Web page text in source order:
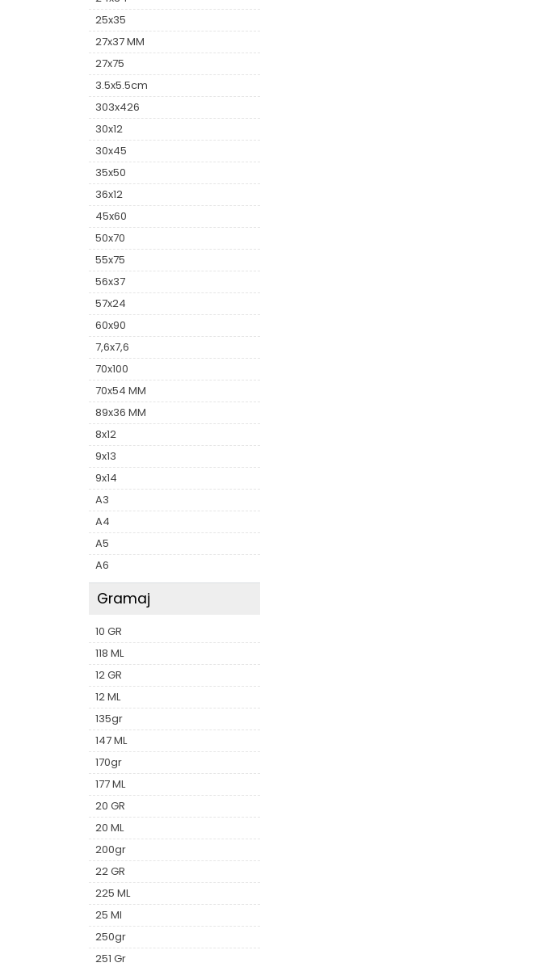
25x35
27x37 MM
27x75
3.5x5.5cm
303x426
30x12
30x45
35x50
36x12
45x60
50x70
55x75
56x37
57x24
60x90
7,6x7,6
70x100
70x54 MM
89x36 MM
8x12
9x13
9x14
A3
A4
A5
A6
Gramaj
10 GR
118 ML
12 GR
12 ML
135gr
147 ML
170gr
177 ML
20 GR
20 ML
200gr
22 GR
225 ML
25 Ml
250gr
251 Gr